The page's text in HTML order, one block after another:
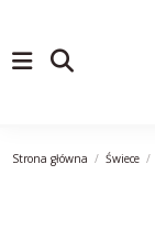
Strona główna Świece